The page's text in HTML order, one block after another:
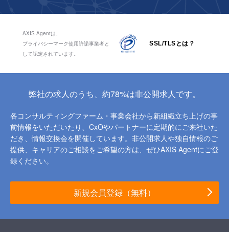
AXIS Agentは、
プライバシーマーク使用許諾事業者と
して認定されています。
SSL/TLSとは？
弊社の求人のうち、約78%は非公開求人です。
各コンサルティングファーム・事業会社から新組織立ち上げの事
前情報をいただいたり、 CxOやパートナーに定期的にご来社いた
だき、情報交換会を開催しています。 非公開求人や独自情報のご
提供、キャリアのご相談をご希望の方は、ぜひAXIS Agentにご登
録ください。
新規会員登録（無料）